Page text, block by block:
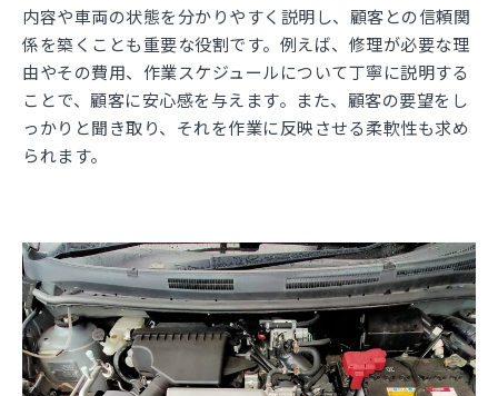
内容や車両の状態を分かりやすく説明し、顧客との信頼関
係を築くことも重要な役割です。例えば、修理が必要な理
由やその費用、作業スケジュールについて丁寧に説明する
ことで、顧客に安心感を与えます。また、顧客の要望をし
っかりと聞き取り、それを作業に反映させる柔軟性も求め
られます。